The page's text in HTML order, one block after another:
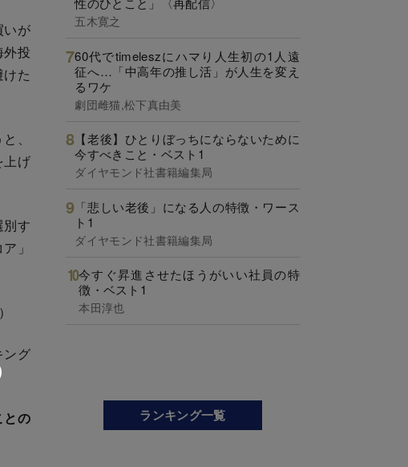
いが
投
た
、
上げ
す
」
ング
との
五木寛之
60代でtimeleszにハマり人生初の1人遠
征へ…「中高年の推し活」が人生を変え
るワケ
劇団雌猫,松下真由美
【老後】ひとりぼっちにならないために
今すべきこと・ベスト1
ダイヤモンド社書籍編集局
「悲しい老後」になる人の特徴・ワース
ト1
ダイヤモンド社書籍編集局
今すぐ昇進させたほうがいい社員の特
徴・ベスト1
本田淳也
ランキング一覧